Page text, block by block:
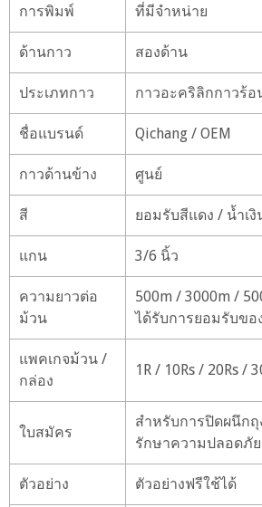
การพิมพ์ ที่มีจำหน่าย
ด้านกาว สองด้าน
ประเภทกาว กาวอะคริลิกกาวร้อ
ชื่อแบรนด์ Qichang / OEM
กาวด้านข้าง ศูนย์
สี ยอมรับสีแดง / น้ำเ
แกน 3/6 นิ้ว
ความยาวต่อ
ม้วน
500m / 3000m /
ได้รับการยอมรับขอ
แพคเกจม้วน /
กล่อง
1R / 10Rs / 20Rs /
ใบสมัคร
สำหรับการปิดผนึกถุ
รักษาความปลอดภัย
ตัวอย่าง ตัวอย่างฟรีใช้ได้